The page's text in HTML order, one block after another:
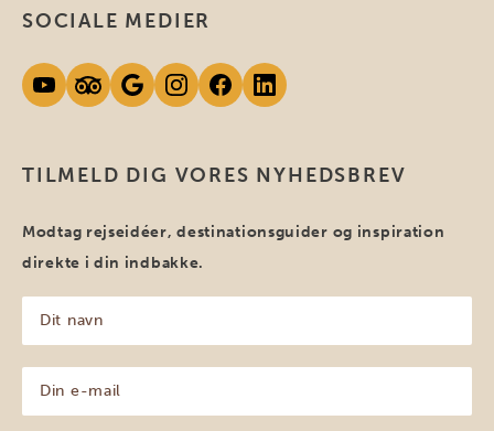
TILMELD DIG VORES NYHEDSBREV
Modtag rejseidéer, destinationsguider og inspiration
direkte i din indbakke.
navn
(Påkrævet)
mail
SOCIALE MEDIER